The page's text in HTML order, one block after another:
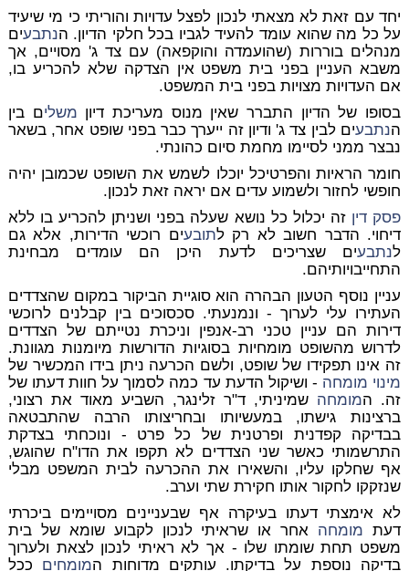
יחד עם זאת לא מצאתי לנכון לפצל עדויות והוריתי כי מי שיעיד
על כל מה שהוא עומד להעיד לגביו בכל חלקי הדיון. הנתבעים
מנהלים בוררות (שהועמדה והוקפאה) עם צד ג' מסויים, אך
משבא העניין בפני בית משפט אין הצדקה שלא להכריע בו,
אם העדויות מצויות בפני בית המשפט.
בסופו של הדיון התברר שאין מנוס מעריכת דיון משלים בין
הנתבעים לבין צד ג' ודיון זה ייערך כבר בפני שופט אחר, בשאר
נבצר ממני לסיימו מחמת סיום כהונתי.
חומר הראיות והפרטיכל יוכלו לשמש את השופט שכמובן יהיה
חופשי לחזור ולשמוע עדים אם יראה זאת לנכון.
פסק דין זה יכלול כל נושא שעלה בפני ושניתן להכריע בו ללא
דיחוי. הדבר חשוב לא רק לתובעים רוכשי הדירות, אלא גם
לנתבעים שצריכים לדעת היכן הם עומדים מבחינת
התחייבויותיהם.
עניין נוסף הטעון הבהרה הוא סוגיית הביקור במקום שהצדדים
העתירו עלי לערוך - ונמנעתי. סכסוכים בין קבלנים לרוכשי
דירות הם עניין טכני רב-אנפין וניכרת נטייתם של הצדדים
לדרוש מהשופט מומחיות בסוגיות הדורשות מיומנות מגוונת.
זה אינו תפקידו של שופט, ולשם הכרעה ניתן בידו המכשיר של
מינוי מומחה - ושיקול הדעת עד כמה לסמוך על חוות דעתו של
זה. המומחה שמיניתי, ד"ר זלינגר, השביע מאוד את רצוני,
ברצינות גישתו, במעשיותו ובחריצותו הרבה שהתבטאה
בבדיקה קפדנית ופרטנית של כל פרט - ונוכחתי בצדקת
התרשמותי כאשר שני הצדדים לא תקפו את הדו"ח שהוגש,
אף שחלקו עליו, והשאירו את ההכרעה לבית המשפט מבלי
שנזקקו לחקור אותו חקירת שתי וערב.
לא אימצתי דעתו בעיקרה אף שבעניינים מסויימים ביכרתי
דעת מומחה אחר או שראיתי לנכון לקבוע שומא של בית
משפט תחת שומתו שלו - אך לא ראיתי לנכון לצאת ולערוך
בדיקה נוספת על בדיקתו. עותקים מדוחות המומחים ככל